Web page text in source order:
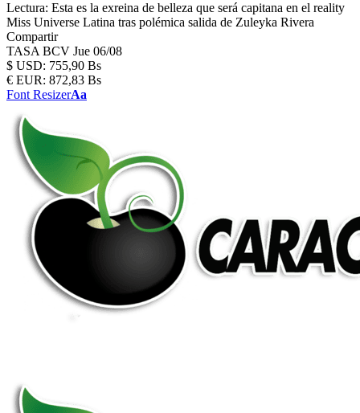
Lectura: Esta es la exreina de belleza que será capitana en el reality
Miss Universe Latina tras polémica salida de Zuleyka Rivera
Compartir
TASA BCV Jue 06/08
$ USD: 755,90 Bs
€ EUR: 872,83 Bs
Font ResizerAa